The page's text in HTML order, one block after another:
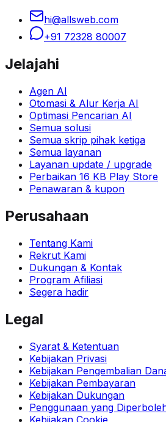
hi@allsweb.com
+91 72328 80007
Jelajahi
Agen AI
Otomasi & Alur Kerja AI
Optimasi Pencarian AI
Semua solusi
Semua skrip pihak ketiga
Semua layanan
Layanan update / upgrade
Perbaikan 16 KB Play Store
Penawaran & kupon
Perusahaan
Tentang Kami
Rekrut Kami
Dukungan & Kontak
Program Afiliasi
Segera hadir
Legal
Syarat & Ketentuan
Kebijakan Privasi
Kebijakan Pengembalian
Kebijakan Pembayaran
Kebijakan Dukungan
Penggunaan yang
Kebijakan Cookie